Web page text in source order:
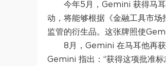
今年5月，Gemini 获得马
动，将能够根据《金融工具市
监管的衍生品。这张牌照使
8月，Gemini 在马耳他再
Gemini 指出：“获得这项批准